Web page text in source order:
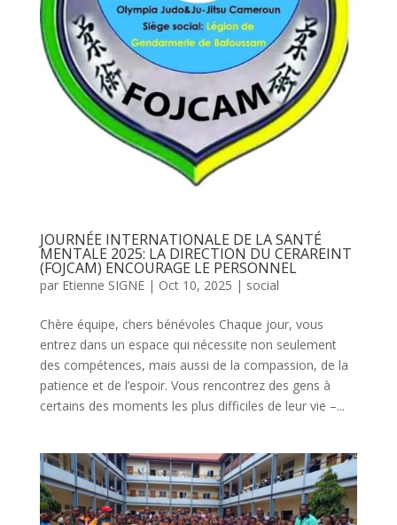
JOURNÉE INTERNATIONALE DE LA SANTÉ
MENTALE 2025: LA DIRECTION DU CERAREINT
(FOJCAM) ENCOURAGE LE PERSONNEL
par Etienne SIGNE| Oct 10, 2025 | social
Chère équipe, chers bénévoles Chaque jour, vous
entrez dans un espace qui nécessite non seulement
des compétences, mais aussi de la compassion, de la
patience et de l’espoir. Vous rencontrez des gens à
certains des moments les plus difficiles de leur vie –...